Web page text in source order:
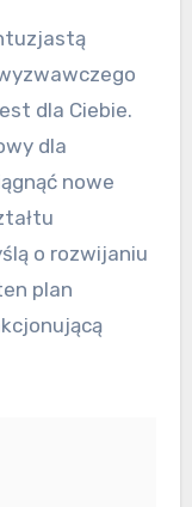
dla Ciebie.
dla
nowe
o rozwijaniu
plan